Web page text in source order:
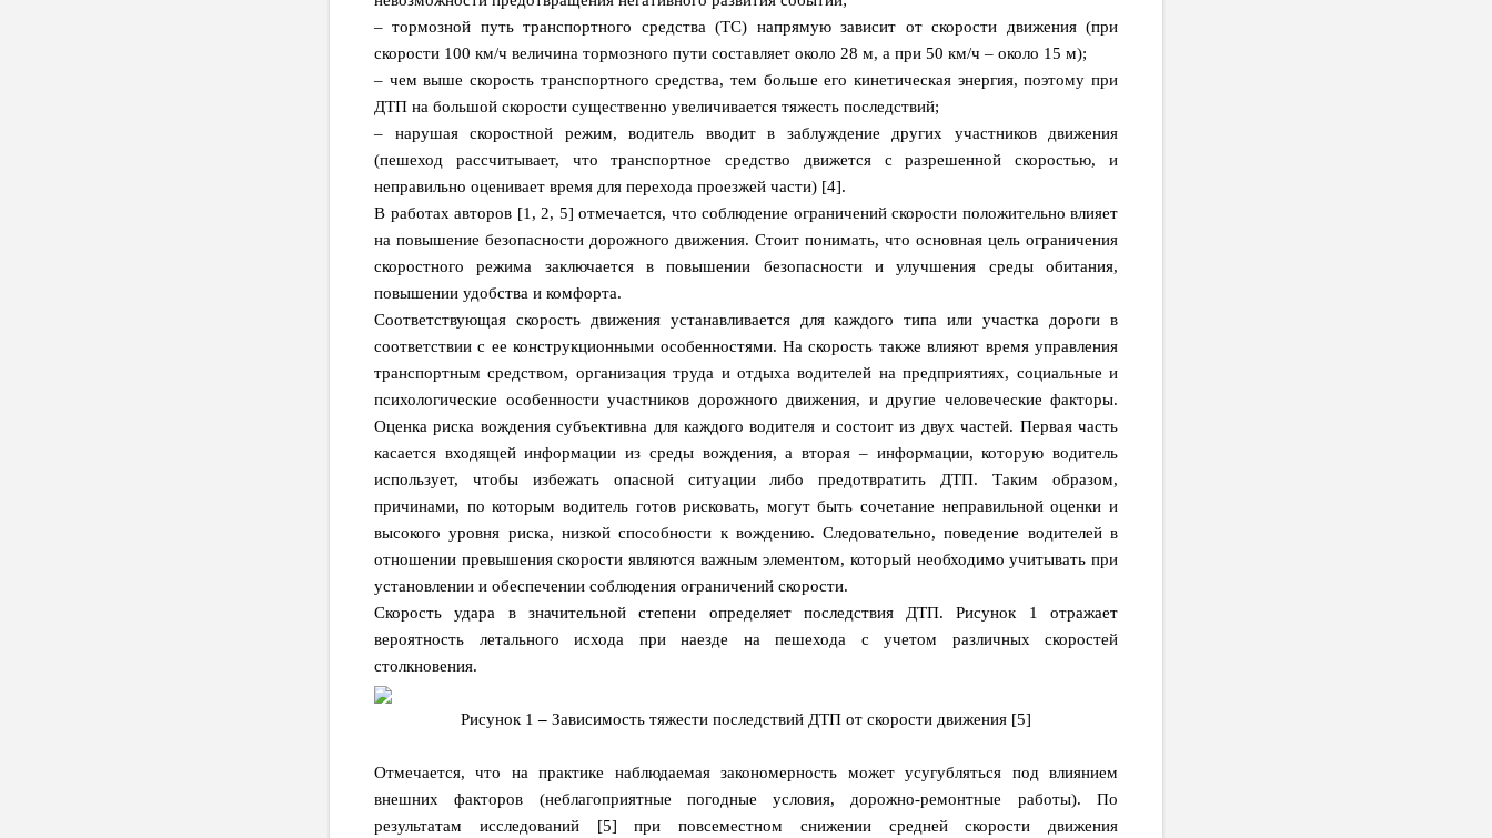
– тормозной путь транспортного средства (ТС) напрямую зависит от скорости движения (при
скорости 100 км/ч величина тормозного пути составляет около 28 м, а при 50 км/ч – около 15 м);
– чем выше скорость транспортного средства, тем больше его кинетическая энергия, поэтому при
ДТП на большой скорости существенно увеличивается тяжесть последствий;
– нарушая скоростной режим, водитель вводит в заблуждение других участников движения
(пешеход рассчитывает, что транспортное средство движется с разрешенной скоростью, и
неправильно оценивает время для перехода проезжей части) [4].
В работах авторов [1, 2, 5] отмечается, что соблюдение ограничений скорости положительно влияет
на повышение безопасности дорожного движения. Стоит понимать, что основная цель ограничения
скоростного режима заключается в повышении безопасности и улучшения среды обитания,
повышении удобства и комфорта.
Соответствующая скорость движения устанавливается для каждого типа или участка дороги в
соответствии с ее конструкционными особенностями. На скорость также влияют время управления
транспортным средством, организация труда и отдыха водителей на предприятиях, социальные и
психологические особенности участников дорожного движения, и другие человеческие факторы.
Оценка риска вождения субъективна для каждого водителя и состоит из двух частей. Первая часть
касается входящей информации из среды вождения, а вторая – информации, которую водитель
использует, чтобы избежать опасной ситуации либо предотвратить ДТП. Таким образом,
причинами, по которым водитель готов рисковать, могут быть сочетание неправильной оценки и
высокого уровня риска, низкой способности к вождению. Следовательно, поведение водителей в
отношении превышения скорости являются важным элементом, который необходимо учитывать при
установлении и обеспечении соблюдения ограничений скорости.
Скорость удара в значительной степени определяет последствия ДТП. Рисунок 1 отражает
вероятность летального исхода при наезде на пешехода с учетом различных скоростей
столкновения.
Рисунок 1 – Зависимость тяжести последствий ДТП от скорости движения [5]
Отмечается, что на практике наблюдаемая закономерность может усугубляться под влиянием
внешних факторов (неблагоприятные погодные условия, дорожно-ремонтные работы). По
результатам исследований [5] при повсеместном снижении средней скорости движения